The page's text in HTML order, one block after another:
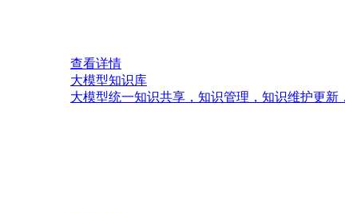
查看详情
大模型知识库
大模型统一知识共享，知识管理，知识维护更新